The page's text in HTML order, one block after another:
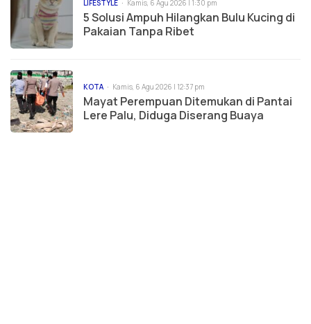
LIFESTYLE Kamis, 6 Agu 2026 | 1:30 pm
5 Solusi Ampuh Hilangkan Bulu Kucing di
Pakaian Tanpa Ribet
KOTA Kamis, 6 Agu 2026 | 12:37 pm
Mayat Perempuan Ditemukan di Pantai
Lere Palu, Diduga Diserang Buaya